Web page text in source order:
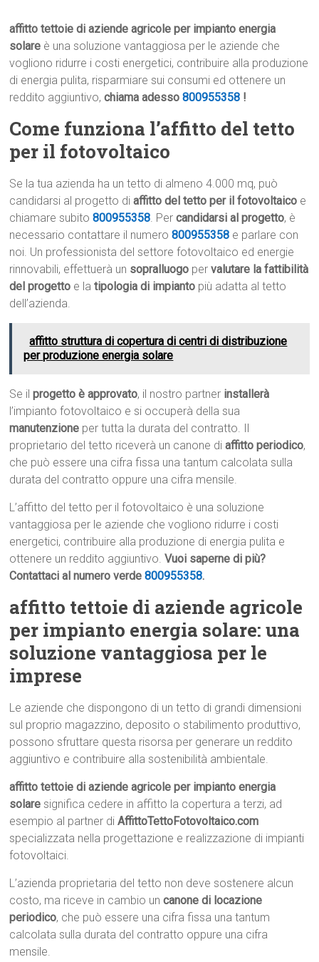
affitto tettoie di aziende agricole per impianto energia
solare è una soluzione vantaggiosa per le aziende che
vogliono ridurre i costi energetici, contribuire alla produzione
di energia pulita, risparmiare sui consumi ed ottenere un
reddito aggiuntivo,chiama adesso800955358 !
Come funziona l’affitto del tetto
per il fotovoltaico
Se la tua azienda ha un tetto di almeno 4.000 mq, può
candidarsi al progetto diaffitto del tetto per il fotovoltaico e
chiamare subito800955358. Percandidarsi al progetto, è
necessario contattare il numero800955358 e parlare con
noi. Un professionista del settore fotovoltaico ed energie
rinnovabili, effettuerà un sopralluogo pervalutare la fattibilità
del progetto e latipologia di impianto più adatta al tetto
dell’azienda.
affitto struttura di copertura di centri di distribuzione
per produzione energia solare
Se ilprogetto è approvato, il nostro partner installerà
l’impianto fotovoltaico e si occuperà della sua
manutenzione per tutta la durata del contratto. Il
proprietario del tetto riceverà un canone diaffitto periodico,
che può essere una cifra fissa una tantum calcolata sulla
durata del contratto oppure una cifra mensile.
L’affitto del tetto per il fotovoltaico è una soluzione
vantaggiosa per le aziende che vogliono ridurre i costi
energetici, contribuire alla produzione di energia pulita e
ottenere un reddito aggiuntivo.Vuoi saperne di più?
Contattaci al numero verde800955358.
affitto tettoie di aziende agricole
per impianto energia solare: una
soluzione vantaggiosa per le
imprese
Le aziende che dispongono di un tetto di grandi dimensioni
sul proprio magazzino, deposito o stabilimento produttivo,
possono sfruttare questa risorsa per generare un reddito
aggiuntivo e contribuire alla sostenibilità ambientale.
affitto tettoie di aziende agricole per impianto energia
solare significa cedere in affitto la copertura a terzi, ad
esempio al partner diAffittoTettoFotovoltaico.com
specializzata nella progettazione e realizzazione di impianti
fotovoltaici.
L’azienda proprietaria del tetto non deve sostenere alcun
costo, ma riceve in cambio uncanone di locazione
periodico, che può essere una cifra fissa una tantum
calcolata sulla durata del contratto oppure una cifra
mensile.